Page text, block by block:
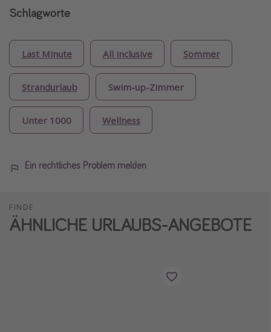
Schlagworte
Last Minute All inclusive Sommer
Strandurlaub Swim-up-Zimmer
Unter 1000 Wellness
Ein rechtliches Problem melden
FINDE
ÄHNLICHE URLAUBS-ANGEBOTE